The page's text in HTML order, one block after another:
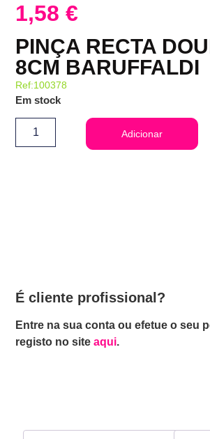
1,58€
PINÇA RECTA
8CM BARUFFALDI
Ref:100378
Em stock
Adicionar
É cliente profissional?
Entre na sua conta ou efetue o seu
registo no siteaqui.